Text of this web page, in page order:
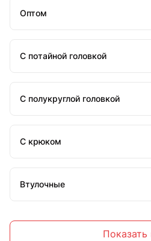
Оптом
С потайной головкой
С полукруглой головкой
С крюком
Втулочные
Показать